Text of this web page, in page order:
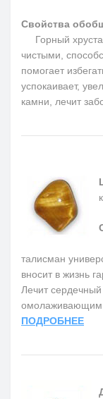
Свойства
Горный
чистыми,
помогает
успокаивает,
камни, лечит
талисман
вносит в жизнь
Лечит
омолаживающим
ПОДРОБНЕЕ